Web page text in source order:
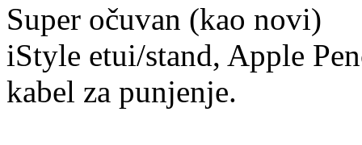
Super očuvan (kao novi)
iStyle etui/stand, Apple
kabel za punjenje.